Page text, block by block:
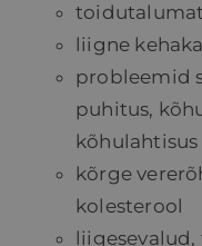
liigne
probleemid
puhitus,
kõhulahtisus
kõrge
kolesterool
liigesevalud,